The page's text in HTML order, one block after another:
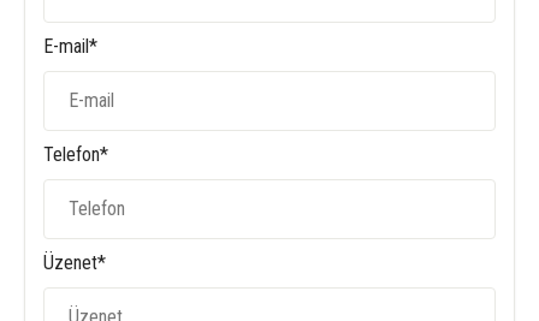
E-mail*
Telefon*
Üzenet*